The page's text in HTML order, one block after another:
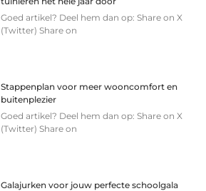
Goed artikel? Deel hem dan op: Share on X
(Twitter) Share on
Stappenplan voor meer wooncomfort en
buitenplezier
Goed artikel? Deel hem dan op: Share on X
(Twitter) Share on
Galajurken voor jouw perfecte schoolgala